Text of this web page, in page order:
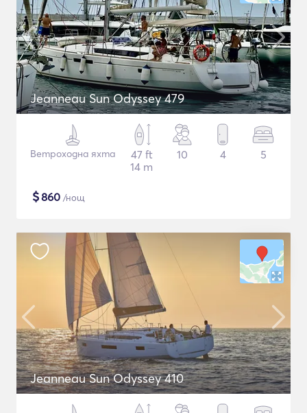
Jeanneau Sun Odyssey 479
Ветроходна яхта
47 ft
14 m
10 4 5
$860 /нощ
Jeanneau Sun Odyssey 410